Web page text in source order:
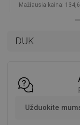
DUK
Užduokite
Mažiausia kaina: